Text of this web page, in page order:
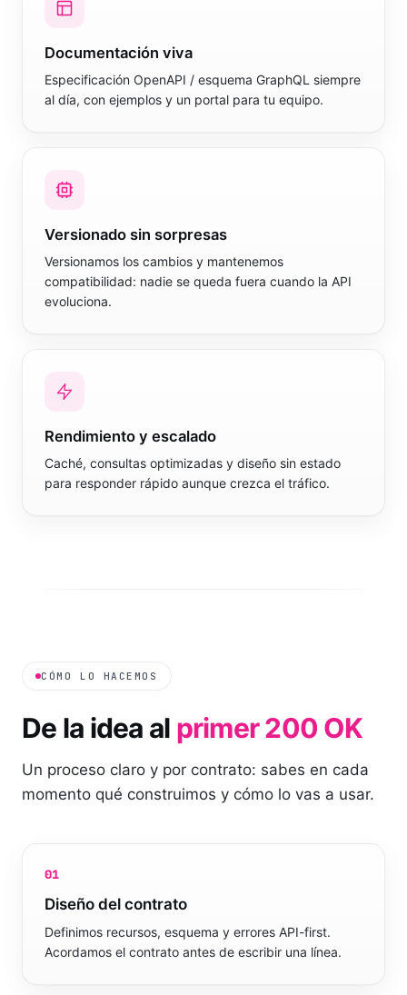
Documentación viva
Especificación OpenAPI / esquema GraphQL siempre
al día, con ejemplos y un portal para tu equipo.
Versionado sin sorpresas
Versionamos los cambios y mantenemos
compatibilidad: nadie se queda fuera cuando la API
evoluciona.
Rendimiento y escalado
Caché, consultas optimizadas y diseño sin estado
para responder rápido aunque crezca el tráfico.
CÓMO LO HACEMOS
De la idea al primer 200 OK
Un proceso claro y por contrato: sabes en cada
momento qué construimos y cómo lo vas a usar.
01
Diseño del contrato
Definimos recursos, esquema y errores API-first.
Acordamos el contrato antes de escribir una línea.